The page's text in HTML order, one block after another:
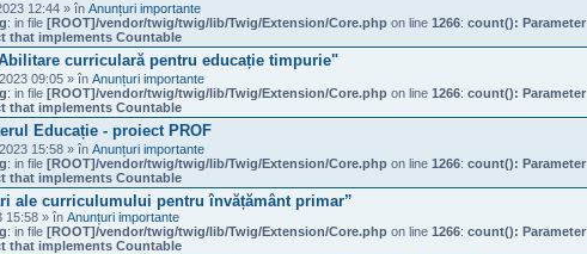
12:44 » în Anunțuri importante
: in file [ROOT]/vendor/twig/twig/lib/Twig/Extension/Core.php on line 1266: count(): Parameter
that implements Countable
curriculară pentru educație timpurie"
09:05 » în Anunțuri importante
: in file [ROOT]/vendor/twig/twig/lib/Twig/Extension/Core.php on line 1266: count(): Parameter
that implements Countable
Educație - proiect PROF
15:58 » în Anunțuri importante
: in file [ROOT]/vendor/twig/twig/lib/Twig/Extension/Core.php on line 1266: count(): Parameter
that implements Countable
ale curriculumului pentru învățământ primar”
15:58 » în Anunțuri importante
: in file [ROOT]/vendor/twig/twig/lib/Twig/Extension/Core.php on line 1266: count(): Parameter
that implements Countable